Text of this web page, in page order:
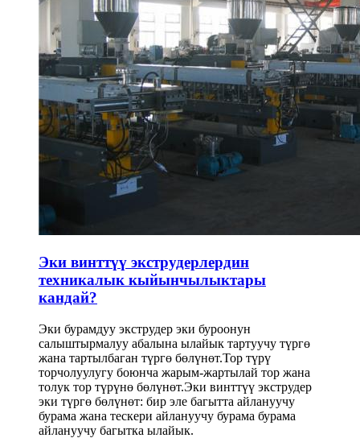
Эки винттүү экструдерлердин
техникалык кыйынчылыктары
кандай?
Эки бурамдуу экструдер эки буроонун
салыштырмалуу абалына ылайык тартуучу түргө
жана тартылбаган түргө бөлүнөт.Тор түрү
торчолуулугу боюнча жарым-жартылай тор жана
толук тор түрүнө бөлүнөт.Эки винттүү экструдер
эки түргө бөлүнөт: бир эле багытта айлануучу
бурама жана тескери айлануучу бурама бурама
айлануучу багытка ылайык.